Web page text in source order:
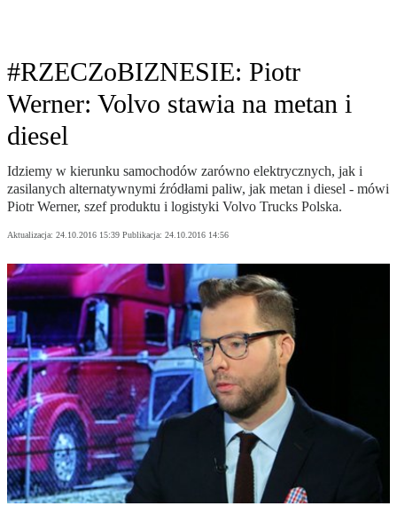
#RZECZoBIZNESIE: Piotr
Werner: Volvo stawia na metan i
diesel
Idziemy w kierunku samochodów zarówno elektrycznych, jak i
zasilanych alternatywnymi źródłami paliw, jak metan i diesel - mówi
Piotr Werner, szef produktu i logistyki Volvo Trucks Polska.
Aktualizacja: 24.10.2016 15:39 Publikacja: 24.10.2016 14:56